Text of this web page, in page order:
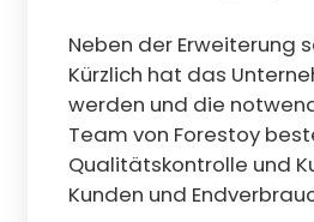
Neben der Erweiterung
Kürzlich hat das
werden und die
Team von Forestoy
Qualitätskontrolle und
Kunden und